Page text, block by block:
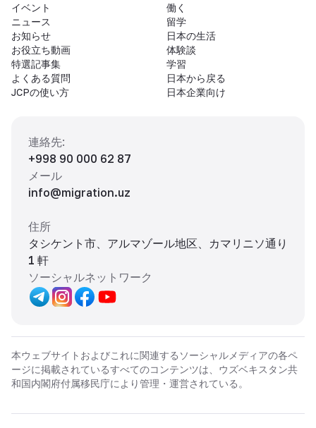
イベント
ニュース
お知らせ
お役立ち動画
特選記事集
よくある質問
JCPの使い方
働く
留学
日本の生活
体験談
学習
日本から戻る
日本企業向け
連絡先:
+998 90 000 62 87
メール
info@migration.uz
住所
タシケント市、アルマゾール地区、カマリニソ通り
1 軒
ソーシャルネットワーク
本ウェブサイトおよびこれに関連するソーシャルメディアの各ペ
ージに掲載されているすべてのコンテンツは、ウズベキスタン共
和国内閣府付属移民庁により管理・運営されている。